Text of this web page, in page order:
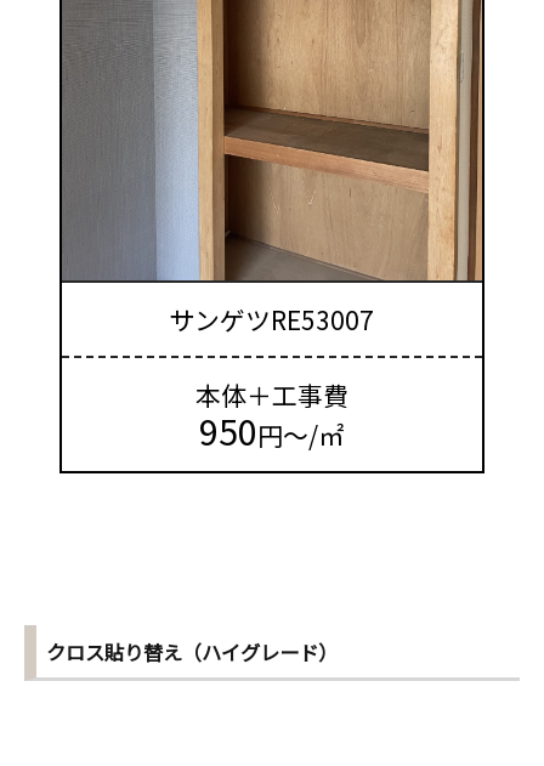
サンゲツRE53007
本体＋工事費
950円～/㎡
クロス貼り替え（ハイグレード）